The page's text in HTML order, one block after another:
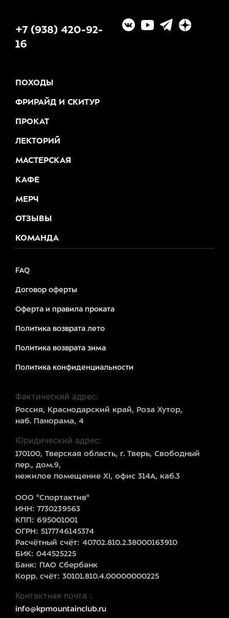
+7 (938) 420-92-
16
ПОХОДЫ
ФРИРАЙД И СКИТУР
ПРОКАТ
ЛЕКТОРИЙ
МАСТЕРСКАЯ
КАФЕ
МЕРЧ
ОТЗЫВЫ
КОМАНДА
FAQ
Договор оферты
Оферта и правила проката
Политика возврата лето
Политика возврата зима
Политика конфиденциальности
Фактический адрес:
Россия, Краснодарский край, Роза Хутор,
наб. Панорама, 4
Юридический адрес:
170100, Тверская область, г. Тверь, Свободный
пер., дом.9,
нежилое помещение XI, офис 314А, каб.3
ООО "Спортактив"
ИНН: 7730239563
КПП: 695001001
ОГРН: 5177746145374
Расчётный счёт: 40702.810.2.38000163910
БИК: 044525225
Банк: ПАО Сбербанк
Корр. счёт: 30101.810.4.00000000225
Контактная почта :
info@kpmountainclub.ru